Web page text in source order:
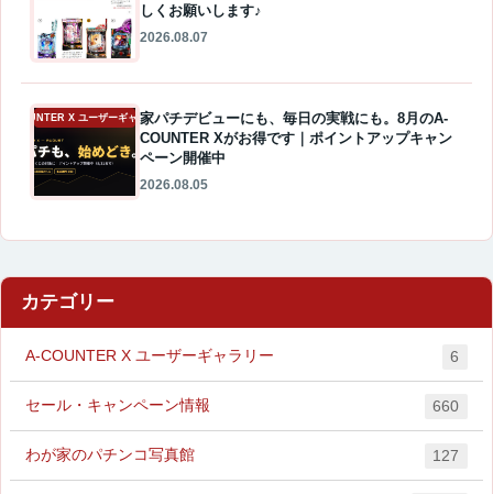
しくお願いします♪
2026.08.07
A-COUNTER X ユーザーギャラリー家パチデビューにも、毎日の実戦にも。8月のA-
COUNTER Xがお得です｜ポイントアップキャン
ペーン開催中
2026.08.05
カテゴリー
A-COUNTER X ユーザーギャラリー 6
セール・キャンペーン情報 660
わが家のパチンコ写真館 127